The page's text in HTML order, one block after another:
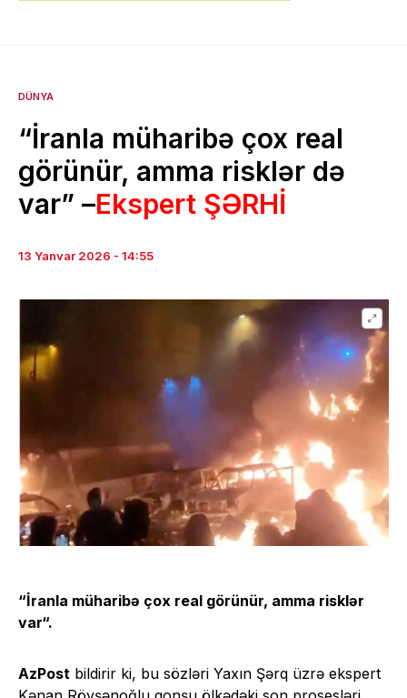
DÜNYA
“İranla müharibə çox real
görünür, amma risklər də
var” –Ekspert ŞƏRHİ
13 Yanvar 2026 - 14:55
“İranla müharibə çox real görünür, amma risklər
var“.
AzPost bildirir ki, bu sözləri Yaxın Şərq üzrə ekspert